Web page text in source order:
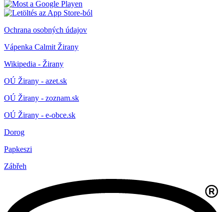
Ochrana osobných údajov
Vápenka Calmit Žirany
Wikipedia - Žirany
OÚ Žirany - azet.sk
OÚ Žirany - zoznam.sk
OÚ Žirany - e-obce.sk
Dorog
Papkeszi
Zábřeh